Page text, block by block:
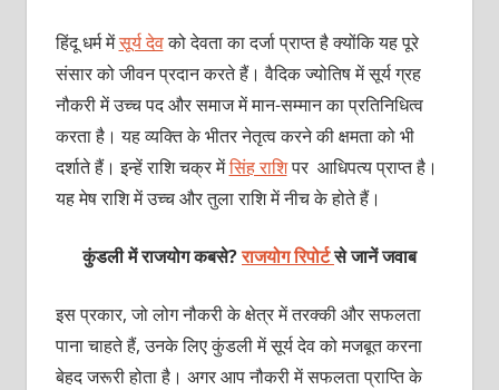
हिंदू धर्म मेंसूर्य देवको देवता का दर्जा प्राप्त है क्योंकि यह पूरे
संसार को जीवन प्रदान करते हैं। वैदिक ज्योतिष में सूर्य ग्रह
नौकरी में उच्च पद और समाज में मान-सम्मान का प्रतिनिधित्व
करता है। यह व्यक्ति के भीतर नेतृत्व करने की क्षमता को भी
दर्शाते हैं। इन्हें राशि चक्र मेंसिंह राशिपर आधिपत्य प्राप्त है।
यह मेष राशि में उच्च और तुला राशि में नीच के होते हैं।
कुंडली में राजयोग कबसे?राजयोग रिपोर्टसे जानें जवाब
इस प्रकार, जो लोग नौकरी के क्षेत्र में तरक्की और सफलता
पाना चाहते हैं, उनके लिए कुंडली में सूर्य देव को मजबूत करना
बेहद जरूरी होता है। अगर आप नौकरी में सफलता प्राप्ति के